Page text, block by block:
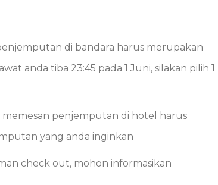
di bandara harus merupakan
anda tiba 23:45 pada 1 Juni, silakan pilih 1
penjemputan di hotel harus
yang anda inginkan
check out, mohon informasikan